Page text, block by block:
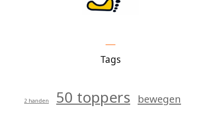
Tags
2 handen 50 toppers bewegen